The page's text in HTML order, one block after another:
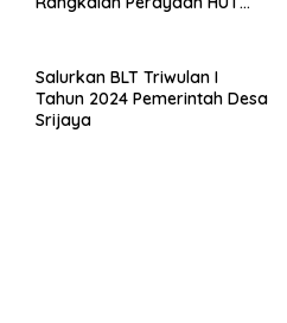
Salurkan BLT Triwulan I
Tahun 2024 Pemerintah Desa
Srijaya